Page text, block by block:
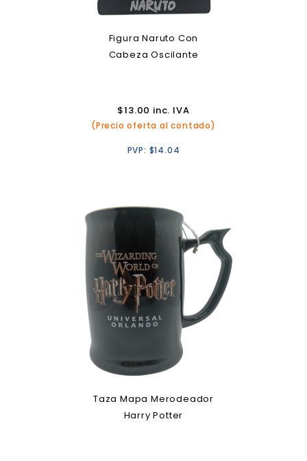
Figura Naruto Con
Cabeza Oscilante
$13.00 inc. IVA
(Precio oferta al contado)
PVP: $14.04
Taza Mapa Merodeador
Harry Potter